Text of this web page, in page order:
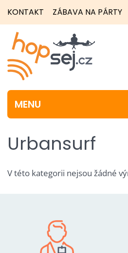
KONTAKT ZÁBAVA NA PÁRTY
MENU
Urbansurf
V této kategorii nejsou žádné